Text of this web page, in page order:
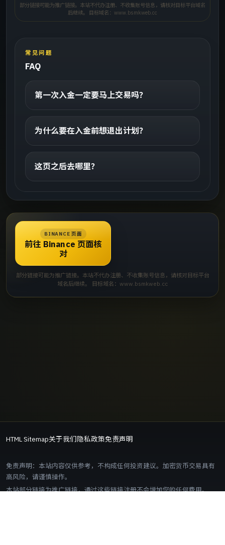
部分链接可能为推广链接。本站不代办注册、不收集账号信息，请核对目标平台域名
后继续。 目标域名：www.bsmkweb.cc
常见问题
FAQ
第一次入金一定要马上交易吗？
为什么要在入金前想退出计划？
这页之后去哪里？
BINANCE 页面
前往 Binance 页面核
对
部分链接可能为推广链接。本站不代办注册、不收集账号信息，请核对目标平台
域名后继续。 目标域名：www.bsmkweb.cc
HTML Sitemap关于我们隐私政策免责声明
免责声明：本站内容仅供参考，不构成任何投资建议。加密货币交易具有
高风险，请谨慎操作。
本站部分链接为推广链接，通过这些链接注册不会增加您的任何费用。